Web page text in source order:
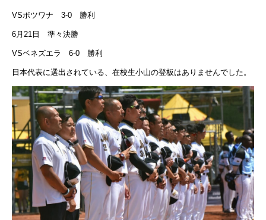
VSボツワナ 3-0 勝利
6月21日 準々決勝
VSベネズエラ 6-0 勝利
日本代表に選出されている、在校生小山の登板はありませんでした。